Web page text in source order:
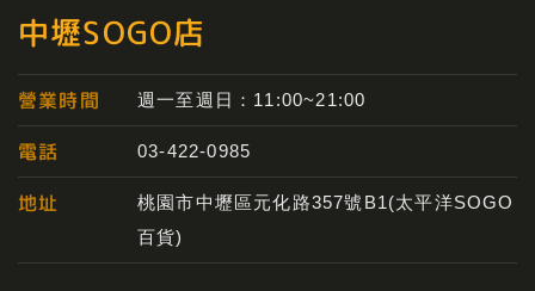
中壢SOGO店
營業時間 週一至週日：11:00~21:00
電話 03-422-0985
地址
桃園市中壢區元化路357號B1(太平洋SOGO
百貨)